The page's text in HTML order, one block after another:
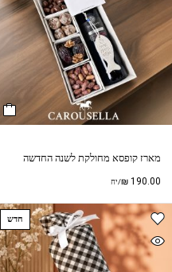
מארז קופסא מחולקת לשנה החדשה
₪ 190.00 /יח
חדש